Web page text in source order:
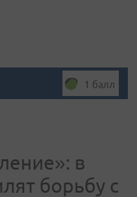
1 балл
в
борьбу с